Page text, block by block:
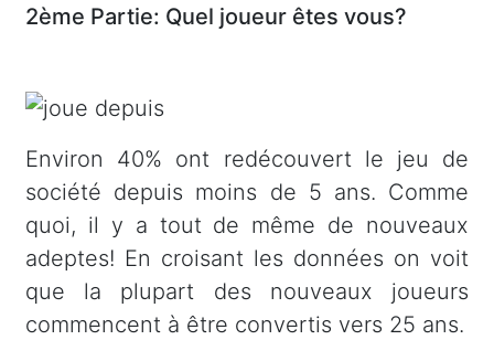
2ème Partie: Quel joueur êtes vous?
Environ 40% ont redécouvert le jeu de
société depuis moins de 5 ans. Comme
quoi, il y a tout de même de nouveaux
adeptes! En croisant les données on voit
que la plupart des nouveaux joueurs
commencent à être convertis vers 25 ans.